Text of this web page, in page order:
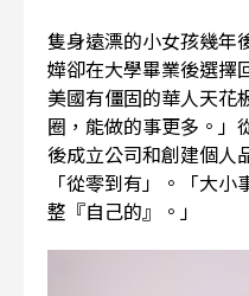
隻身遠漂的小女孩幾年
嬅卻在大學畢業後選擇
美國有僵固的華人天花
圈，能做的事更多。」
後成立公司和創建個人
「從零到有」。「大
整『自己的』。」